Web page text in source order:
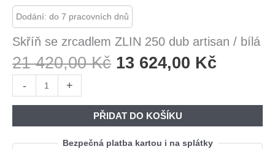
Dodání: do 7 pracovních dnů
Skříň se zrcadlem ZLIN 250 dub artisan / bílá
21 420,00Kč Původní
21
420,00 Kč.
13 624,00 Kč
624,00
-
se
ZLIN
250
+
PŘIDAT DO KOŠÍKU
Bezpečná platba kartou i na splátky